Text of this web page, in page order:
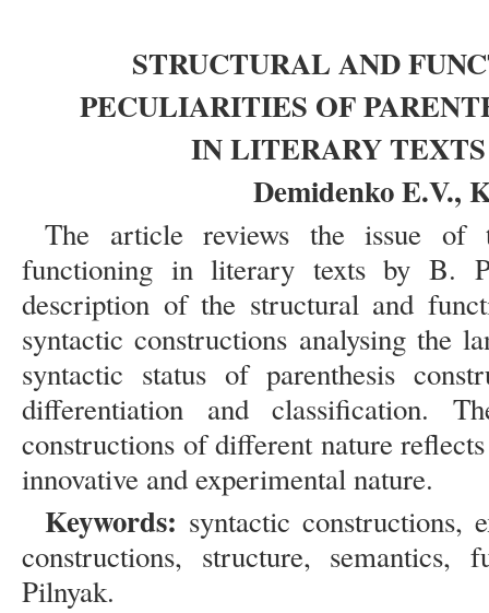
STRUCTURAL AND
PECULIARITIES OF
IN LITERARY
Demidenko E.V.,
The article reviews the issue of
functioning in literary texts by B.
description of the structural and
syntactic constructions analysing the
syntactic status of parenthesis
differentiation and classification.
constructions of different nature
innovative and experimental nature.
Keywords: syntactic constructions,
constructions, structure,
Pilnyak.